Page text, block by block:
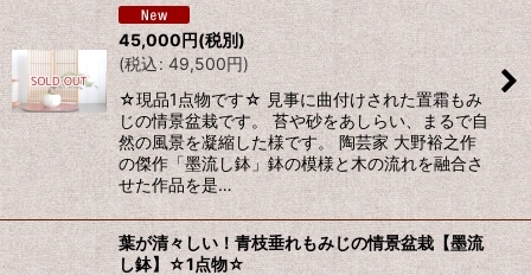
45,000円(税別)
(税込: 49,500円)
☆現品1点物です☆ 見事に曲付けされた置霜もみ
じの情景盆栽です。 苔や砂をあしらい、まるで自
然の風景を凝縮した様です。 陶芸家 大野裕之作
の傑作「墨流し鉢」鉢の模様と木の流れを融合さ
せた作品を是…
葉が清々しい！青枝垂れもみじの情景盆栽【墨流
し鉢】☆1点物☆